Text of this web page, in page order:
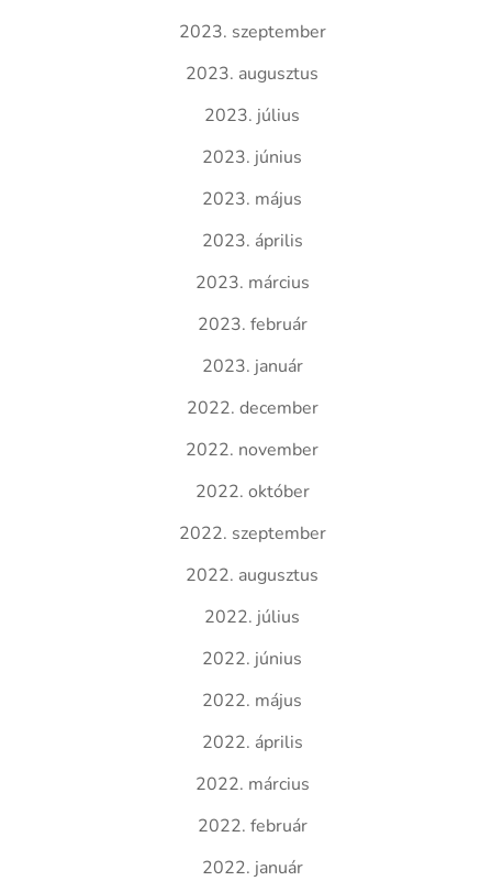
2023. szeptember
2023. augusztus
2023. július
2023. június
2023. május
2023. április
2023. március
2023. február
2023. január
2022. december
2022. november
2022. október
2022. szeptember
2022. augusztus
2022. július
2022. június
2022. május
2022. április
2022. március
2022. február
2022. január